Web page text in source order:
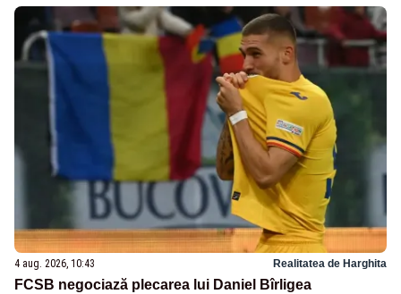
4 aug. 2026, 10:43 Realitatea de Harghita
FCSB negociază plecarea lui Daniel Bîrligea